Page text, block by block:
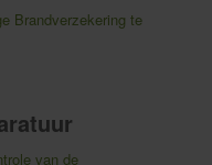
Brandverzekering te
van de